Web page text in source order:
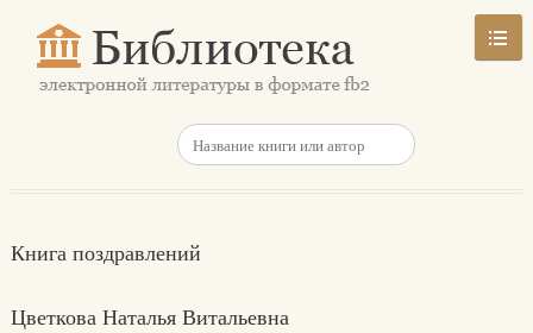
Книга поздравлений
Цветкова Наталья Витальевна